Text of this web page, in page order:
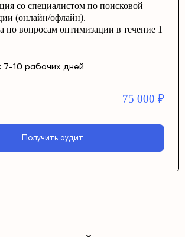
со специалистом по поисковой
(онлайн/офлайн).
по вопросам оптимизации в течение 1
7-10 рабочих дней
75 000 ₽
Получить аудит